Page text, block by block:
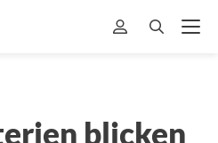
blicken